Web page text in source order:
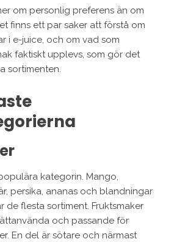
om personlig preferens än om
finns ett par saker att förstå om
i e-juice, och om vad som
faktiskt upplevs, som gör det
sortimenten.
kategorin. Mango,
persika, ananas och blandningar
de flesta sortiment. Fruktsmaker
och passande för
En del är sötare och närmast